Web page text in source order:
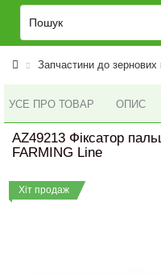
Запчастини до зернових
УСЕ ПРО ТОВАР ОПИС
AZ49213 Фіксатор
FARMING Line
Хіт продаж